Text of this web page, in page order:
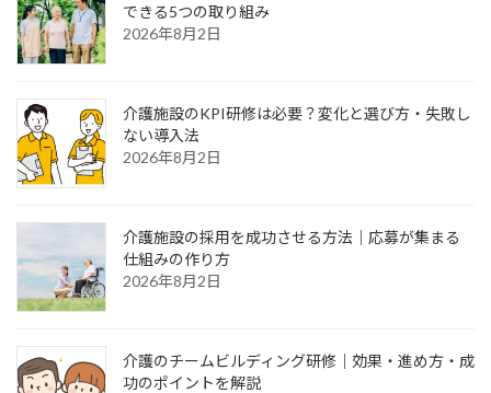
できる5つの取り組み
2026年8月2日
介護施設のKPI研修は必要？変化と選び方・失敗し
ない導入法
2026年8月2日
介護施設の採用を成功させる方法｜応募が集まる
仕組みの作り方
2026年8月2日
介護のチームビルディング研修｜効果・進め方・成
功のポイントを解説